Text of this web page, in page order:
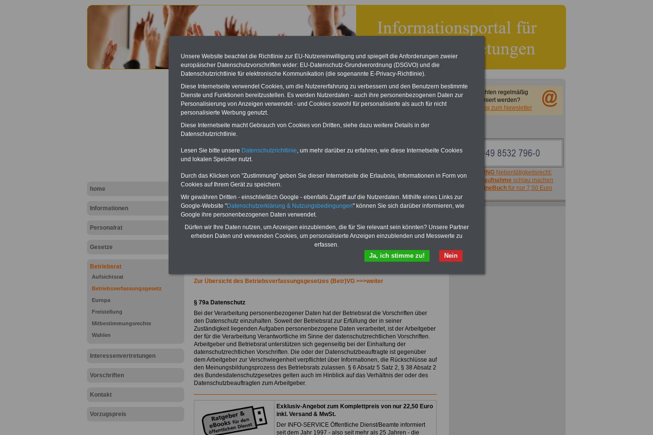
home
Informationen
Personalrat
Gesetze
Betriebsrat
Aufsichtsrat
Betriebsverfassungsgesetz
Europa
Freistellung
Mitbestimmungsrechte
Wahlen
Interessenvertretungen
Vorschriften
Kontakt
Vorzugspreis
Betriebsverfassungsgesetz (BetrVG): § 79a Datenschutz
ÖD neu aufgelegt
Oktober 2025 neu aufgelegt. Mit
allen Entgelttabellen für
sowie den
Auszubildendenvergütungen,
Bund, Länder und Kommunen.
>>>Hier zur Bestellung des
Zur Übersicht des Betriebsverfassungsgesetzes (Betr)VG >>>weiter
§ 79a Datenschutz
Bei der Verarbeitung personenbezogener Daten hat der Betriebsrat die Vorschriften über
den Datenschutz einzuhalten. Soweit der Betriebsrat zur Erfüllung der in seiner
Zuständigkeit liegenden Aufgaben personenbezogene Daten verarbeitet, ist der Arbeitgeber
der für die Verarbeitung Verantwortliche im Sinne der datenschutzrechtlichen Vorschriften.
Arbeitgeber und Betriebsrat unterstützen sich gegenseitig bei der Einhaltung der
datenschutzrechtlichen Vorschriften. Die oder der Datenschutzbeauftragte ist gegenüber
dem Arbeitgeber zur Verschwiegenheit verpflichtet über Informationen, die Rückschlüsse auf
den Meinungsbildungsprozess des Betriebsrats zulassen. § 6 Absatz 5 Satz 2, § 38 Absatz 2
des Bundesdatenschutzgesetzes gelten auch im Hinblick auf das Verhältnis der oder des
Datenschutzbeauftragten zum Arbeitgeber.
Exklusiv-Angebot zum Komplettpreis von nur 22,50 Euro
inkl. Versand & MwSt.
Der INFO-SERVICE Öffentliche Dienst/Beamte informiert
seit dem Jahr 1997 - also seit mehr als 25 Jahren - die
Sie möchten regelmäßig
informiert werden?
Anmeldung zum Newsletter
ACHTUNGNebentätigkeitsrecht:
vor Jobaufnahme schlau machen
OnlineBuchfür nur 7,50 Euro
Unsere Website beachtet die Richtlinie zur EU-Nutzereinwilligung und spiegelt die Anforderungen zweier
europäischer Datenschutzvorschriften wider: EU-Datenschutz-Grundverordnung (DSGVO) und die
Datenschutzrichtlinie für elektronische Kommunikation (die sogenannte E-Privacy-Richtlinie).
Diese Internetseite verwendet Cookies, um die Nutzererfahrung zu verbessern und den Benutzern bestimmte
Dienste und Funktionen bereitzustellen. Es werden Nutzerdaten - auch ihre personenbezogenen Daten zur
Personalisierung von Anzeigen verwendet - und Cookies sowohl für personalisierte als auch für nicht
personalisierte Werbung genutzt.
Diese Internetseite macht Gebrauch von Cookies von Dritten, siehe dazu weitere Details in der
Datenschutzrichtlinie.
Lesen Sie bitte unsere Datenschutzrichtlinie, um mehr darüber zu erfahren, wie diese Internetseite Cookies
und lokalen Speicher nutzt.
Durch das Klicken von "Zustimmung" geben Sie dieser Internetseite die Erlaubnis, Informationen in Form von
Cookies auf Ihrem Gerät zu speichern.
Wir gewähren Dritten - einschließlich Google - ebenfalls Zugriff auf die Nutzerdaten. Mithilfe eines Links zur
Google-Website "Datenschutzerklärung & Nutzungsbedingungen" können Sie sich darüber informieren, wie
Google ihre personenbezogenen Daten verwendet.
Dürfen wir Ihre Daten nutzen, um Anzeigen einzublenden, die für Sie relevant sein könnten? Unsere Partner
erheben Daten und verwenden Cookies, um personalisierte Anzeigen einzublenden und Messwerte zu
erfassen.
Nein
Ja, ich stimme zu!